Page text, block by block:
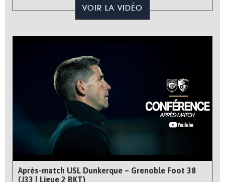
VOIR LA VIDÉO
Après-match USL Dunkerque – Grenoble Foot 38
(J33 | Ligue 2 BKT)